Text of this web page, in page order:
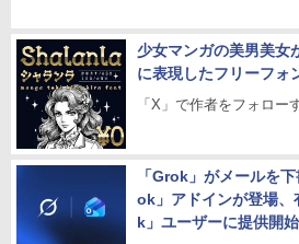
少女マンガの美男美女
に表現したフリーフォ
「X」で作者をフォロー
「Grok」がメールを
ok」アドインが登場
k」ユーザーに提供開始